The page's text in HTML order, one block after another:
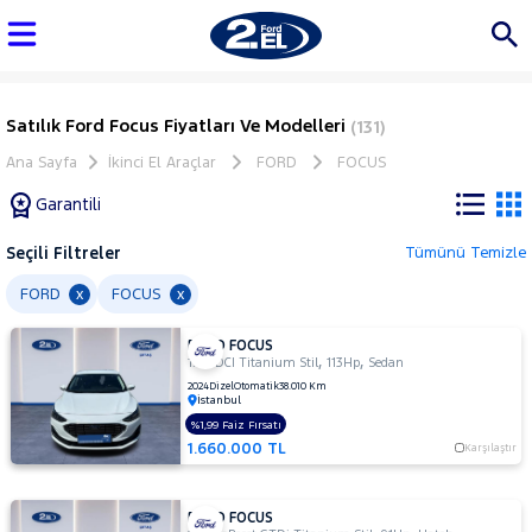
Satılık Ford Focus Fiyatları Ve Modelleri (131)
Ana Sayfa İkinci El Araçlar FORD FOCUS
Garantili
Tüm
AUDI
BMC
BMW
BYD
Seçili Filtreler Tümünü Temizle
FORD x FOCUS x
FORD FOCUS
1.5 TDCI Titanium Stil,113Hp, Sedan
2024DizelOtomatik38.010 Km
İstanbul
1.660.000 TL Karşılaştır
%1,99 Faiz Fırsatı
FORD FOCUS